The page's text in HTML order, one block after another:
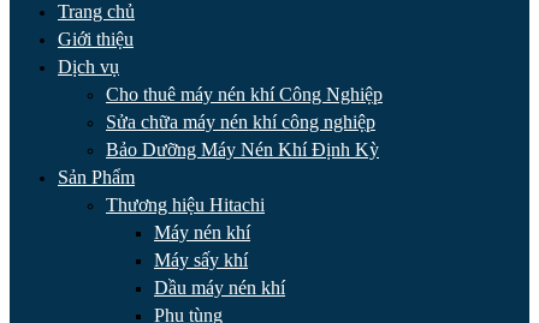
Trang chủ
Giới thiệu
Dịch vụ
Cho thuê máy nén khí Công Nghiệp
Sửa chữa máy nén khí công nghiệp
Bảo Dưỡng Máy Nén Khí Định Kỳ
Sản Phẩm
Thương hiệu Hitachi
Máy nén khí
Máy sấy khí
Dầu máy nén khí
Phụ tùng